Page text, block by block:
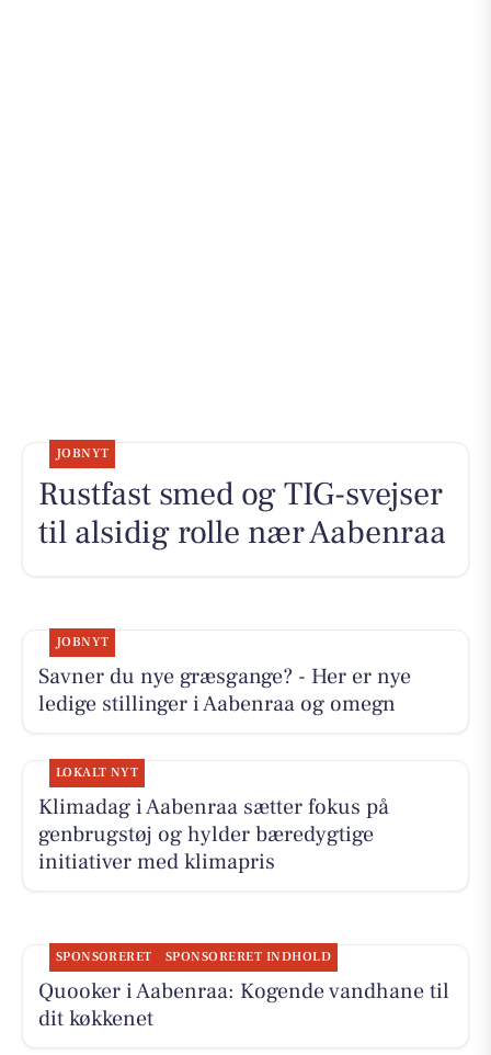
JOBNYT
Rustfast smed og TIG-svejser
til alsidig rolle nær Aabenraa
JOBNYT
Savner du nye græsgange? - Her er nye
ledige stillinger i Aabenraa og omegn
LOKALT NYT
Klimadag i Aabenraa sætter fokus på
genbrugstøj og hylder bæredygtige
initiativer med klimapris
SPONSORERET SPONSORERET INDHOLD
Quooker i Aabenraa: Kogende vandhane til
dit køkkenet